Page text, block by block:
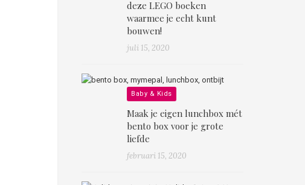
deze LEGO boeken
waarmee je echt kunt
bouwen!
juli 15, 2020
Baby & Kids
Maak je eigen lunchbox mét
bento box voor je grote
liefde
februari 15, 2020